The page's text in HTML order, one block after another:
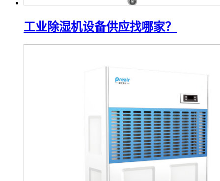
工业除湿机设备供应找哪家？